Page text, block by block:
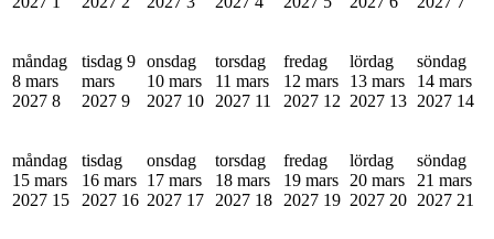
måndag
8 mars
2027 8
tisdag 9
mars
2027 9
onsdag
10 mars
2027 10
torsdag
11 mars
2027 11
fredag
12 mars
2027 12
lördag
13 mars
2027 13
söndag
14 mars
2027 14
måndag
15 mars
2027 15
tisdag
16 mars
2027 16
onsdag
17 mars
2027 17
torsdag
18 mars
2027 18
fredag
19 mars
2027 19
lördag
20 mars
2027 20
söndag
21 mars
2027 21